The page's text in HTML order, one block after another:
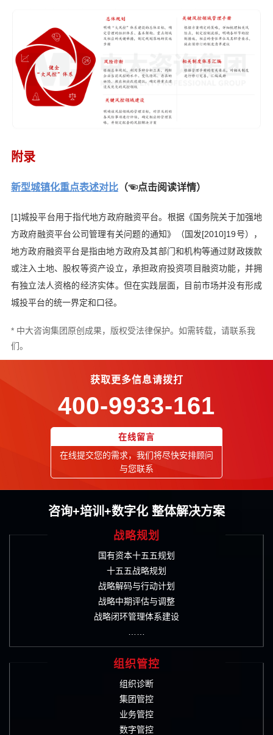
附录
新型城镇化重点表述对比（☜点击阅读详情）
[1]城投平台用于指代地方政府融资平台。根据《国务院关于加强地
方政府融资平台公司管理有关问题的通知》（国发[2010]19号），
地方政府融资平台是指由地方政府及其部门和机构等通过财政拨款
或注入土地、股权等资产设立，承担政府投资项目融资功能，并拥
有独立法人资格的经济实体。但在实践层面，目前市场并没有形成
城投平台的统一界定和口径。
* 中大咨询集团原创成果，版权受法律保护。如需转载，请联系我
们。
获取更多信息请拨打
400-9933-161
在线留言
在线提交您的需求，我们将尽快安排顾问
与您联系
咨询+培训+数字化 整体解决方案
战略规划
国有资本十五五规划
十五五战略规划
战略解码与行动计划
战略中期评估与调整
战略闭环管理体系建设
组织管控
组织诊断
集团管控
业务管控
数字管控